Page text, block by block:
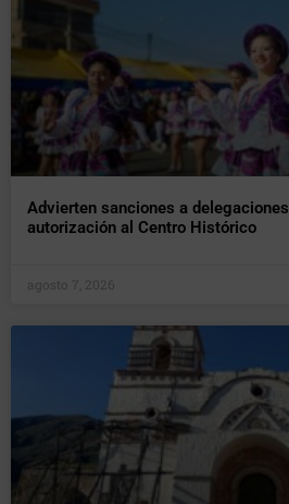
Advierten sanciones a
autorización al Centro Histórico
agosto 7, 2026